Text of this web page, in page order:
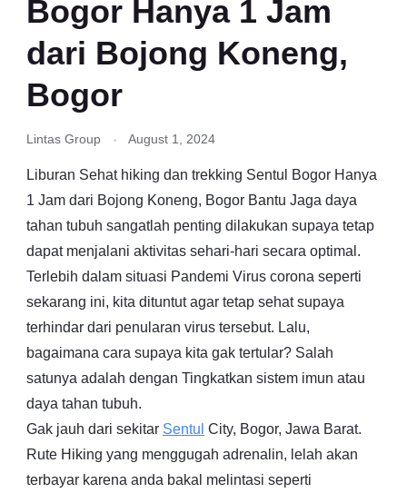
Bogor Hanya 1 Jam
dari Bojong Koneng,
Bogor
Lintas Group August 1, 2024
Liburan Sehat hiking dan trekking Sentul Bogor Hanya
1 Jam dari Bojong Koneng, Bogor Bantu Jaga daya
tahan tubuh sangatlah penting dilakukan supaya tetap
dapat menjalani aktivitas sehari-hari secara optimal.
Terlebih dalam situasi Pandemi Virus corona seperti
sekarang ini, kita dituntut agar tetap sehat supaya
terhindar dari penularan virus tersebut. Lalu,
bagaimana cara supaya kita gak tertular? Salah
satunya adalah dengan Tingkatkan sistem imun atau
daya tahan tubuh.
Gak jauh dari sekitar Sentul City, Bogor, Jawa Barat.
Rute Hiking yang menggugah adrenalin, lelah akan
terbayar karena anda bakal melintasi seperti